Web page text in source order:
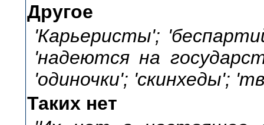
Другое
'Карьеристы';
'надеются на
'одиночки'; 'скинхеды';
Таких нет